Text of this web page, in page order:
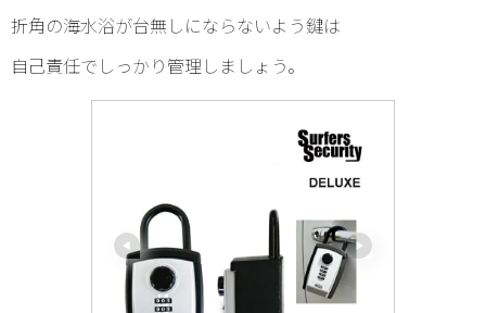
折角の海水浴が台無しにならないよう鍵は
自己責任でしっかり管理しましょう。